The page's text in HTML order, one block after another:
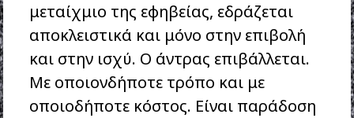
μεταίχμιο της εφηβείας, εδράζεται
αποκλειστικά και μόνο στην επιβολή
και στην ισχύ. Ο άντρας επιβάλλεται.
Με οποιονδήποτε τρόπο και με
οποιοδήποτε κόστος. Είναι παράδοση